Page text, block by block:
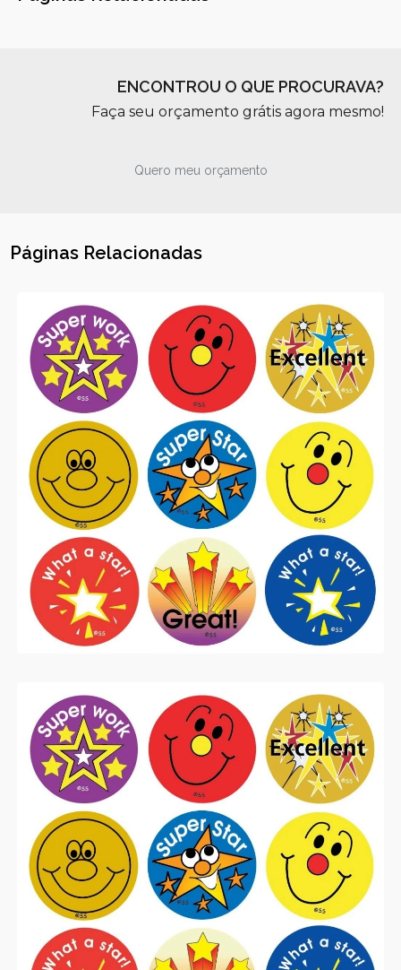
ENCONTROU O QUE PROCURAVA?
Faça seu orçamento grátis agora mesmo!
Quero meu orçamento
Páginas Relacionadas